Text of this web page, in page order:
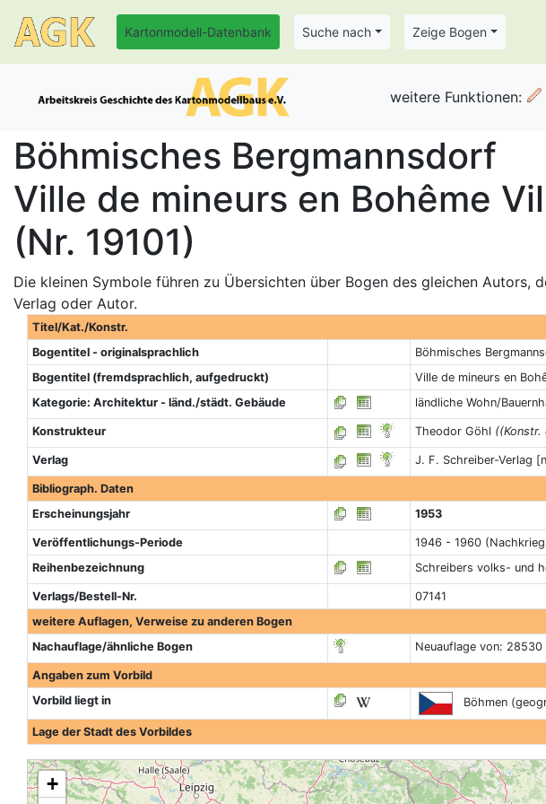
Kartonmodell-Datenbank Suche nach Zeige Bogen
weitere Funktionen:
Böhmisches Bergmannsdorf
Ville de mineurs en Bohême
(Nr. 19101)
Die kleinen Symbole führen zu Übersichten über Bogen des gleichen
Verlag oder Autor.
Titel/Kat./Konstr.
Bogentitel - originalsprachlich
Böhmisches
Bogentitel (fremdsprachlich, aufgedruckt)
Ville de mineurs en
Kategorie: Architektur - länd./städt. Gebäude
ländliche Wohn/
Konstrukteur Theodor Göhl ((Konstr.
Verlag J. F. Schreiber-Verlag
Bibliograph. Daten
Erscheinungsjahr
1953
Veröffentlichungs-Periode
1946 - 1960
Reihenbezeichnung
Schreibers volks- und
Verlags/Bestell-Nr.
07141
weitere Auflagen, Verweise zu anderen Bogen
Nachauflage/ähnliche Bogen
Neuauflage von: 28530
Angaben zum Vorbild
Vorbild liegt in
Böhmen
Lage der Stadt des Vorbildes
+